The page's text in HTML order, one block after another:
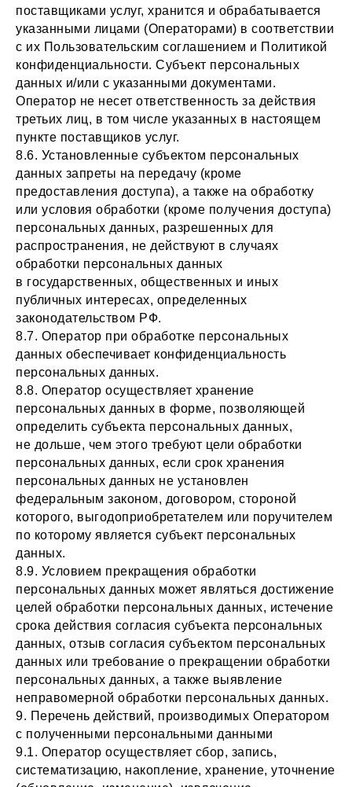
поставщиками услуг, хранится и обрабатывается
указанными лицами (Операторами) в соответствии
с их Пользовательским соглашением и Политикой
конфиденциальности. Субъект персональных
данных и/или с указанными документами.
Оператор не несет ответственность за действия
третьих лиц, в том числе указанных в настоящем
пункте поставщиков услуг.
8.6. Установленные субъектом персональных
данных запреты на передачу (кроме
предоставления доступа), а также на обработку
или условия обработки (кроме получения доступа)
персональных данных, разрешенных для
распространения, не действуют в случаях
обработки персональных данных
в государственных, общественных и иных
публичных интересах, определенных
законодательством РФ.
8.7. Оператор при обработке персональных
данных обеспечивает конфиденциальность
персональных данных.
8.8. Оператор осуществляет хранение
персональных данных в форме, позволяющей
определить субъекта персональных данных,
не дольше, чем этого требуют цели обработки
персональных данных, если срок хранения
персональных данных не установлен
федеральным законом, договором, стороной
которого, выгодоприобретателем или поручителем
по которому является субъект персональных
данных.
8.9. Условием прекращения обработки
персональных данных может являться достижение
целей обработки персональных данных, истечение
срока действия согласия субъекта персональных
данных, отзыв согласия субъектом персональных
данных или требование о прекращении обработки
персональных данных, а также выявление
неправомерной обработки персональных данных.
9. Перечень действий, производимых Оператором
с полученными персональными данными
9.1. Оператор осуществляет сбор, запись,
систематизацию, накопление, хранение, уточнение